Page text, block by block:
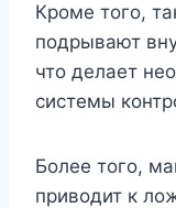
Кроме того,
подрывают
что делает
системы
Более того,
приводит к